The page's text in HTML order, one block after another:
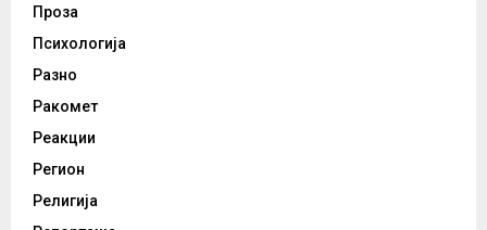
Проза
Психологија
Разно
Ракомет
Реакции
Регион
Религија